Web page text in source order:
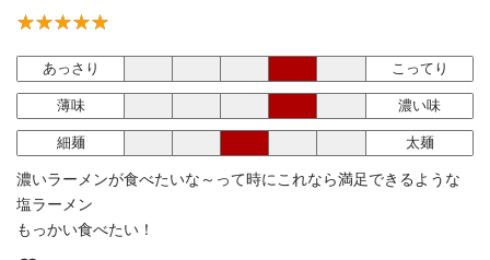
あっさり こってり
薄味 濃い味
細麺 太麺
濃いラーメンが食べたいな～って時にこれなら満足できるような
塩ラーメン
もっかい食べたい！